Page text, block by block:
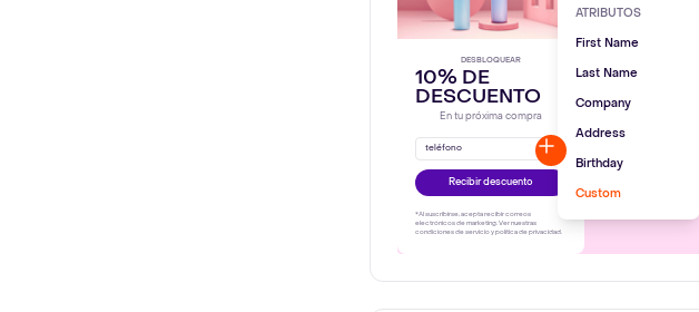
DESBLOQUEAR
10% DE
DESCUENTO
En tu próxima compra
teléfono
Recibir descuento
*Al suscribirse, acepta recibir correos
electrónicos de marketing. Ver nuestras
condiciones de servicio y política de privacidad.
ATRIBUTOS
First Name
Last Name
Company
Address
Birthday
Custom